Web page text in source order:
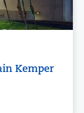
Kemper